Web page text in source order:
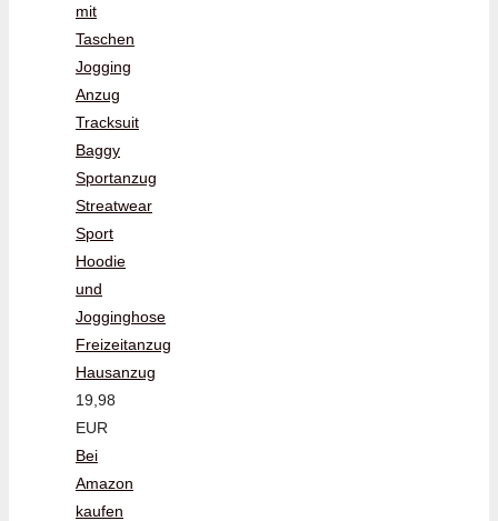
mit
Taschen
Jogging
Anzug
Tracksuit
Baggy
Sportanzug
Streatwear
Sport
Hoodie
und
Jogginghose
Freizeitanzug
Hausanzug
19,98
EUR
Bei
Amazon
kaufen